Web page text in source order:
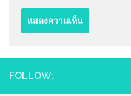
FOLLOW: